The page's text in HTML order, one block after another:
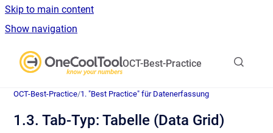
Skip to main content
Show navigation
OCT-Best-Practice
OCT-Best-Practice/1. "Best Practice" für Datenerfassung
1.3. Tab-Typ: Tabelle (Data Grid)